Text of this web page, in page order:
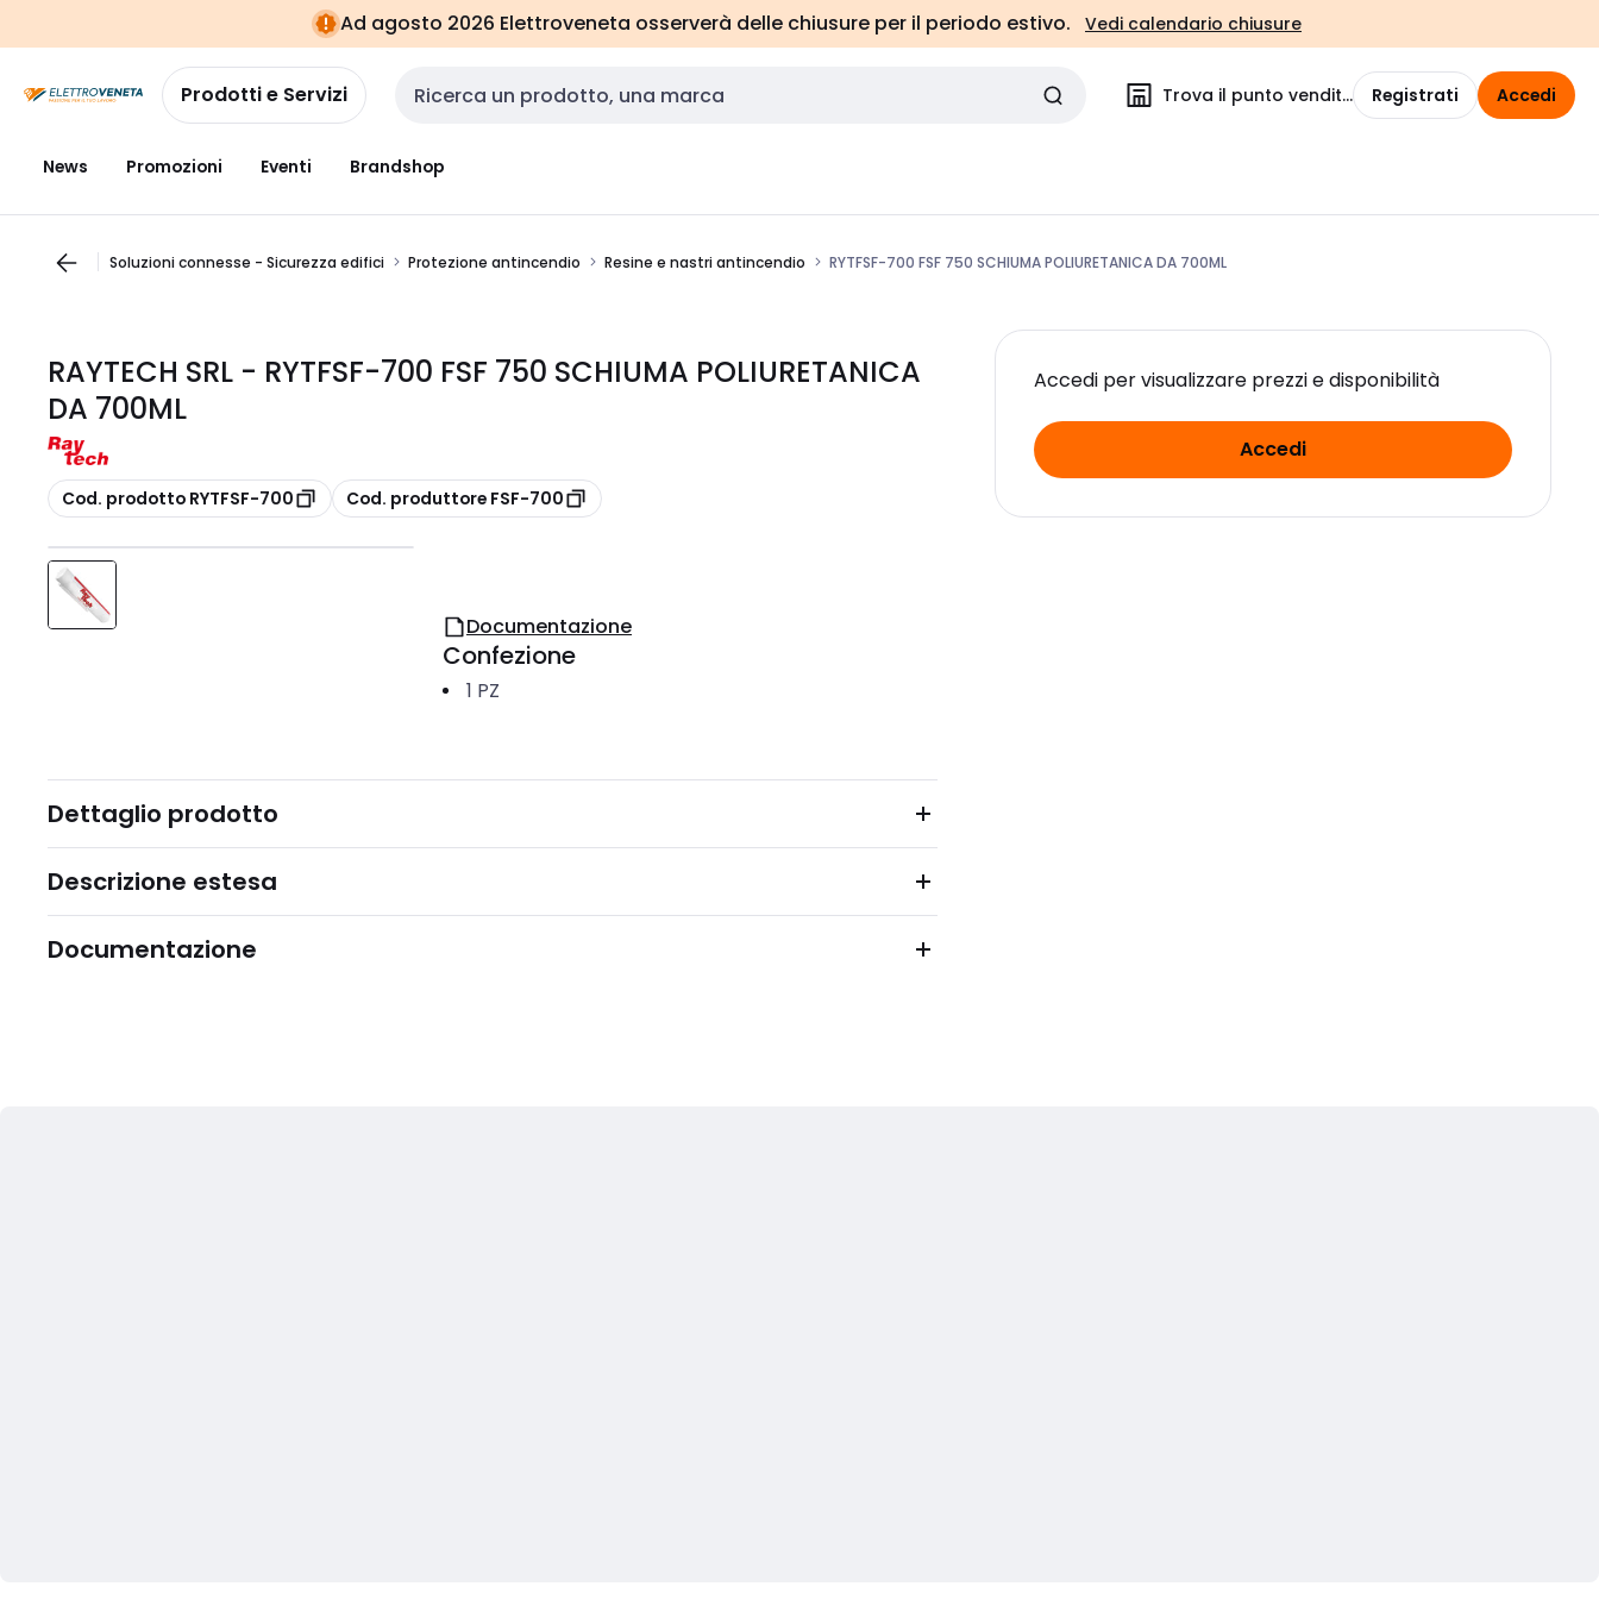
navigazionealla
pagina
Ad agosto 2026 Elettroveneta osserverà delle chiusure per il periodo estivo. Vedi calendario chiusure
Prodotti e Servizi Cerca input Trova il punto vendita Registrati Accedi
News Promozioni Eventi Brandshop
Soluzioni connesse - Sicurezza edifici Protezione antincendio Resine e nastri antincendio RYTFSF-700 FSF 750 SCHIUMA POLIURETANICA DA 700ML
RAYTECH SRL - RYTFSF-700 FSF 750 SCHIUMA POLIURETANICA
DA 700ML
copia
Cod. prodotto RYTFSF-700 copia
Cod. produttore FSF-700
Accedi per visualizzare prezzi e disponibilità
Accedi
Documentazione
Confezione
1 PZ
Dettaglio prodotto
Descrizione estesa
Documentazione